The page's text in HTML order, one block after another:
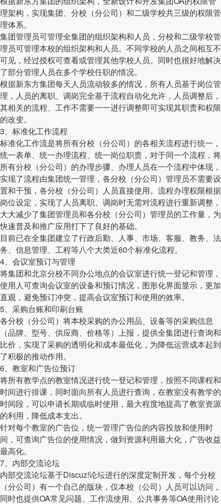
理架构，实现集团、分校（分公司）和二级学校共三级的权限管
理体系。
集团管理员可管理全集团的组织架构和人员，分校和二级学校管
理员可管理本校的组织架构和人员。不同学校的人员之间相互不
可见，经过授权可查看或管理其他学校人员。同时也很好地解决
了部分管理人员在多个学校任职的情况。
根据新东方集团每天人员流动较多的情况，所有人员基于岗位管
理，人员的离职、调岗完全基于流程自动化允许，人员调整后，
其相关的流程、工作不需要一一进行调整即可实现其职责和权限
的改变。
3、标准化工作流程
标准化工作流是将所有分校（分公司）的各相关流程进行统一，
统一表单、统一办理流程、统一岗位职责，对于同一个流程，将
所有分校（分公司）的办理步骤、办理人员在一个流程中体现，
实现了流程由集团统一管理，各分校（分公司）管理员不需要设
置和干预，各分校（分公司）人员直接使用。流程办理权限根据
岗位设定，实现了人员离职、调岗时无需对流程进行重新调整，
大大减少了集团管理员和各分校（分公司）管理员的工作量，为
快速普及和推广应用打下了良好的基础。
目前已在全集团建立了行政后勤、人事、市场、客服、教务、法
务、信息管理、工程等八个大类近60个标准化流程。
4、会议室预订与管理
将集团和北京分校不同办公地点的会议室进行统一登记和管理，
使用人可查询会议室的设备和预订情况，图形化界面显示，更加
直观，避免预订冲突，提高会议室预订和使用的效率。
5、采购台账和印刷台账
各分校（分公司）将本校采购的办公用品、设备等的采购信息
（品牌、型号、供应商、价格等）上报，提供全集团进行查询和
比价，实现了采购的透明化和成本最低化，为降低运营成本起到
了积极的推动作用。
6、教室和广告位预订
将所有教学点的教室情况进行统一登记和管理，按照不同课程和
时间进行排课，同时面向所有人员进行查询，在教室没有教学的
时间段，可以申请长期或临时使用，最大程度地提高了教室资源
的利用，降低成本支出。
针对每个教室的广告位，统一管理广告位的内容投放和使用时
间，可查询广告位的使用情况，做到资源利用最大化，广告收益
最高化。
7、内部交流论坛
内部交流论坛基于Discuz!论坛进行的深度定制开发，每个分校
（分公司）有一个自己的版块，仅本校（公司）人员可以访问，
同时也提供OA常见问题、工作流使用、公共事务等OA使用讨论